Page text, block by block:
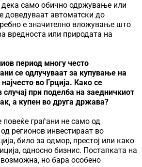
дека само обично одржување или
автоматски до
е значително вложување што
вредноста или природата на
период многу често
се одлучуваат за купување на
во Грција. Како се
случај при поделба на заедничкиот
а купен во друга држава?
повеќе граѓани не само од
регионов инвестираат во
било за одмор, престој или како
односно бизнис. Постапката на
но бара особено